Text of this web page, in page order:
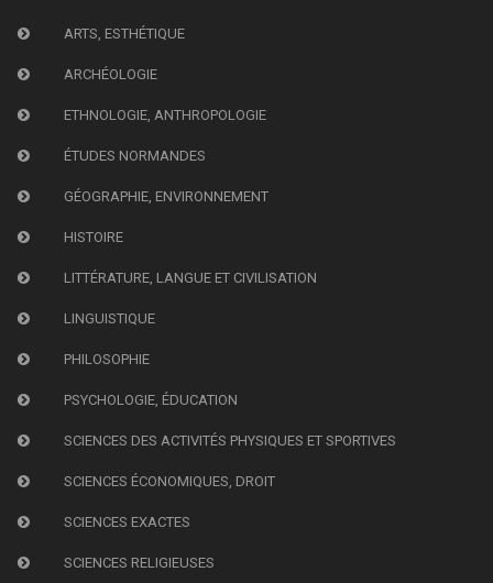
ARTS, ESTHÉTIQUE
ARCHÉOLOGIE
ETHNOLOGIE, ANTHROPOLOGIE
ÉTUDES NORMANDES
GÉOGRAPHIE, ENVIRONNEMENT
HISTOIRE
LITTÉRATURE, LANGUE ET CIVILISATION
LINGUISTIQUE
PHILOSOPHIE
PSYCHOLOGIE, ÉDUCATION
SCIENCES DES ACTIVITÉS PHYSIQUES ET SPORTIVES
SCIENCES ÉCONOMIQUES, DROIT
SCIENCES EXACTES
SCIENCES RELIGIEUSES